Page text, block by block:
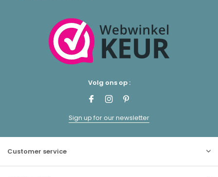
Volg ons op :
Sign up for our newsletter
Customer service